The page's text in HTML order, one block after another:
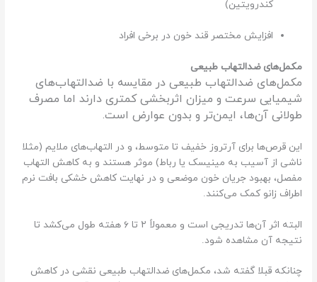
کندرویتین)
افزایش مختصر قند خون در برخی افراد
مکمل‌های ضدالتهاب طبیعی
مکمل‌های ضدالتهاب طبیعی در مقایسه با ضدالتهاب‌های
شیمیایی سرعت و میزان اثربخشی کمتری دارند اما مصرف
طولانی آن‌ها، ایمن‌تر و بدون عوارض است.
این قرص‌ها برای آرتروز خفیف تا متوسط، و در التهاب‌های ملایم (مثلا
ناشی از آسیب به مینیسک یا رباط) موثر هستند و به کاهش التهاب
مفصل، بهبود جریان خون موضعی و در نهایت کاهش خشکی بافت نرم
اطراف زانو کمک می‌کنند.
البته اثر آن‌ها تدریجی است و معمولاً ۲ تا ۶ هفته طول می‌کشد تا
نتیجه آن مشاهده شود.
چنانکه قبلا گفته شد، مکمل‌های ضدالتهاب طبیعی نقشی در کاهش